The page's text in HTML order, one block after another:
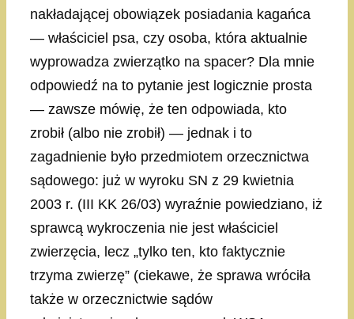
nakładającej obowiązek posiadania kagańca
— właściciel psa, czy osoba, która aktualnie
wyprowadza zwierzątko na spacer? Dla mnie
odpowiedź na to pytanie jest logicznie prosta
— zawsze mówię, że ten odpowiada, kto
zrobił (albo nie zrobił) — jednak i to
zagadnienie było przedmiotem orzecznictwa
sądowego: już w wyroku SN z 29 kwietnia
2003 r. (III KK 26/03) wyraźnie powiedziano, iż
sprawcą wykroczenia nie jest właściciel
zwierzęcia, lecz „tylko ten, kto faktycznie
trzyma zwierzę” (ciekawe, że sprawa wróciła
także w orzecznictwie sądów